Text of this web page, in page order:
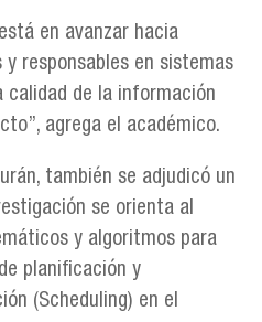
en avanzar hacia
responsables en sistemas
calidad de la información
agrega el académico.
también se adjudicó un
se orienta al
y algoritmos para
planificación y
(Scheduling) en el